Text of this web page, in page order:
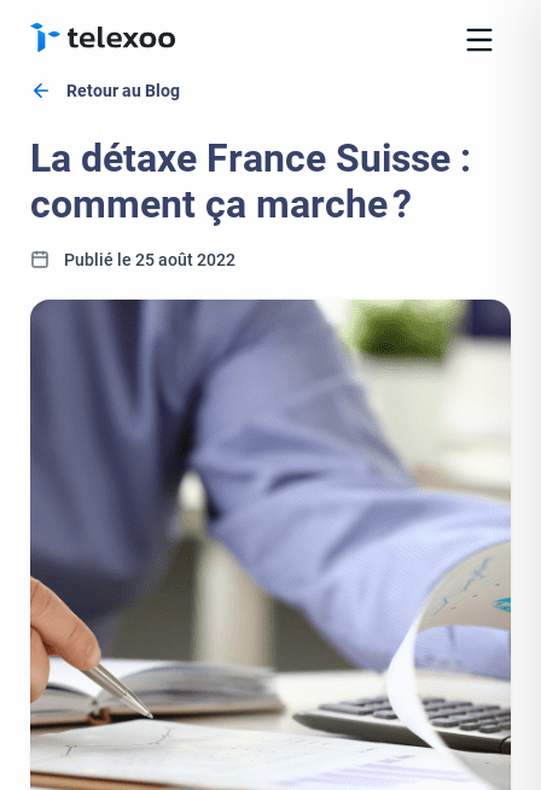
Retour au Blog
La détaxe France Suisse :
comment ça marche ?
Publié le 25 août 2022